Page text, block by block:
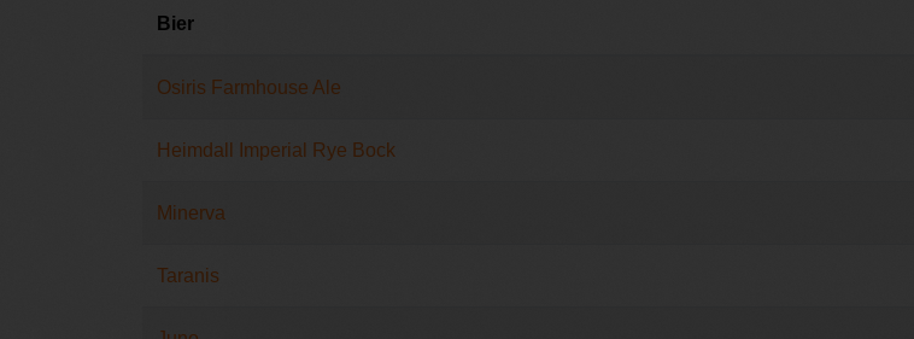
Bier
Osiris Farmhouse Ale
Heimdall Imperial Rye Bock
Minerva
Taranis